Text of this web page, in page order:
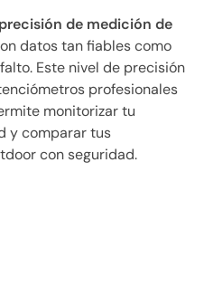
precisión de medición de
datos tan fiables como
Este nivel de precisión
profesionales
monitorizar tu
y comparar tus
con seguridad.